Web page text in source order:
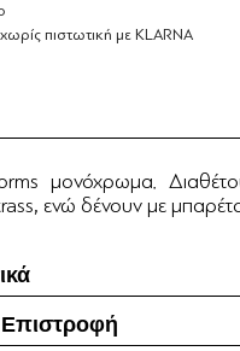
πιστωτική με KLARNA
μονόχρωμα.
ενώ δένουν με